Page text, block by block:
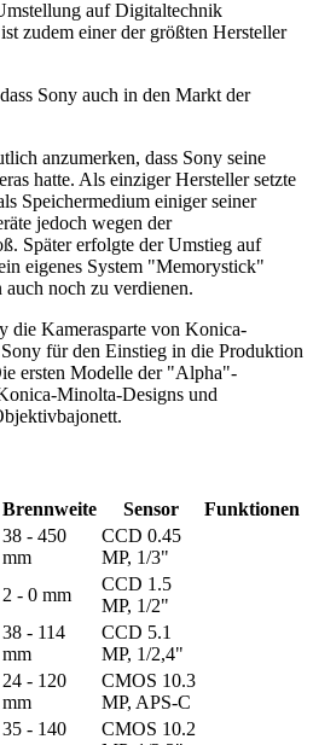
auf Digitaltechnik
zudem einer der größten Hersteller
Sony auch in den Markt der
anzumerken, dass Sony seine
hatte. Als einziger Hersteller setzte
Speichermedium einiger seiner
jedoch wegen der
Später erfolgte der Umstieg auf
eigenes System "Memorystick"
noch zu verdienen.
die Kamerasparte von Konica-
für den Einstieg in die Produktion
ersten Modelle der "Alpha"-
Minolta-Designs und
Brennweite Sensor
Funktionen
38 - 450
mm
CCD 0.45
MP, 1/3"
2 - 0 mm
CCD 1.5
MP, 1/2"
38 - 114
mm
CCD 5.1
MP, 1/2,4"
24 - 120
mm
CMOS 10.3
MP, APS-C
35 - 140
CMOS 10.2